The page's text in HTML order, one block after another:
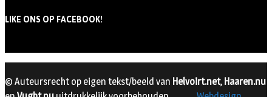
LIKE ONS OP FACEBOOK!
© Auteursrecht op eigen tekst/beeld van Helvoirt.net, Haaren.nu